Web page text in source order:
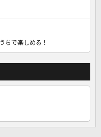
ちで楽しめる！